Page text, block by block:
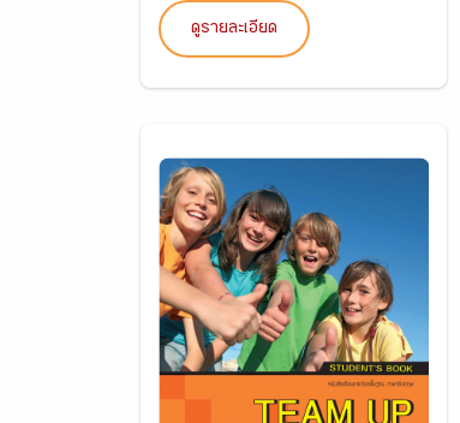
ดูรายละเอียด